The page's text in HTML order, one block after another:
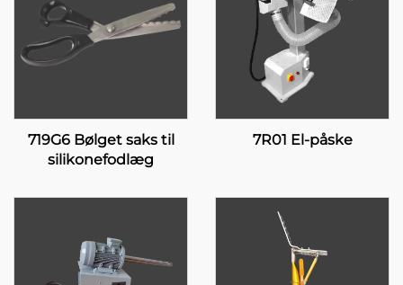
719G6 Bølget saks til
silikonefodlæg
7R01 El-påske